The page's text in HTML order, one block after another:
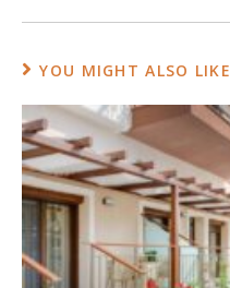
YOU MIGHT ALSO LIKE